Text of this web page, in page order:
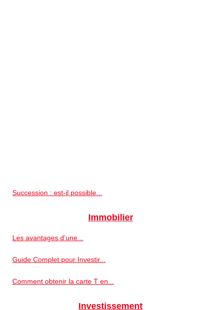
Succession : est-il possible...
Immobilier
Les avantages d'une...
Guide Complet pour Investir...
Comment obtenir la carte T en...
Investissement